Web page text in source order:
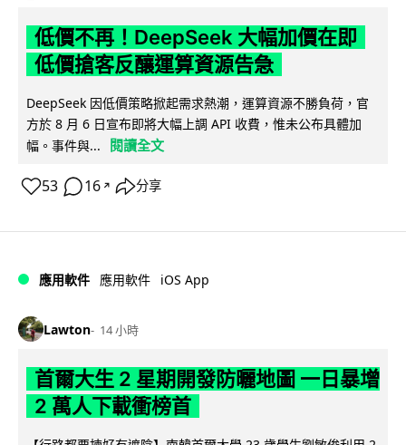
低價不再！DeepSeek 大幅加價在即
低價搶客反釀運算資源告急
DeepSeek 因低價策略掀起需求熱潮，運算資源不勝負荷，官
方於 8 月 6 日宣布即將大幅上調 API 收費，惟未公布具體加
幅。事件與...
閱讀全文
53 16 ↗ 分享
應用軟件 應用軟件 iOS App
Lawton 14 小時
首爾大生 2 星期開發防曬地圖 一日暴增
2 萬人下載衝榜首